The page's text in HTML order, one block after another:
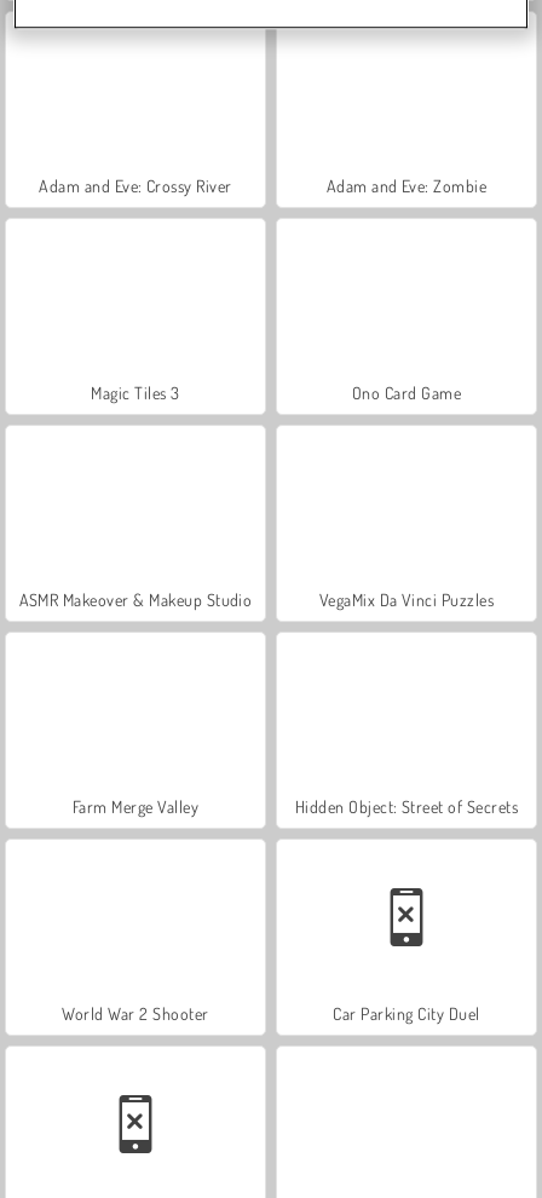
Adam and Eve: Crossy River Adam and Eve: Zombie
Magic Tiles 3 Ono Card Game
ASMR Makeover & Makeup Studio VegaMix Da Vinci Puzzles
Farm Merge Valley Hidden Object: Street of Secrets
World War 2 Shooter Car Parking City Duel